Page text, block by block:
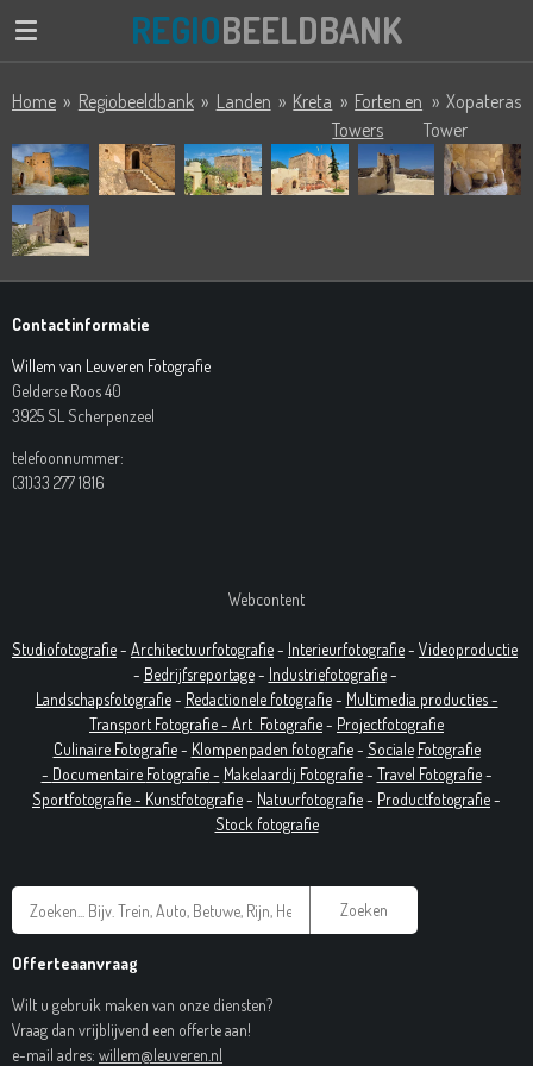
Ga
de
REGIOBEELDBANK
Home » Regiobeeldbank » Landen » Kreta » Forten en
Towers
» Xopateras
Tower
Contactinformatie
Willem van Leuveren Fotografie
Gelderse Roos 40
3925 SL Scherpenzeel
telefoonnummer:
(31)33 277 1816
Webcontent
Studiofotografie- Architectuurfotografie- Interieurfotografie- Videoproductie
- Bedrijfsreportage- Industriefotografie-
Landschapsfotografie- Redactionele fotografie- Multimedia producties -
Transport Fotografie - Art Fotografie- Projectfotografie
Culinaire Fotografie- Klompenpaden fotografie- Sociale Fotografie
- Documentaire Fotografie- Makelaardij Fotografie- Travel Fotografie-
Sportfotografie - Kunstfotografie- Natuurfotografie- Productfotografie-
Stock fotografie
Zoeken
Offerteaanvraag
Wilt u gebruik maken van onze diensten?
Vraag dan vrijblijvend een offerte aan!
e-mail adres: willem@leuveren.nl